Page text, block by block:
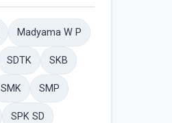
Madyama W P
SDTK SKB
SMK SMP
SPK SD